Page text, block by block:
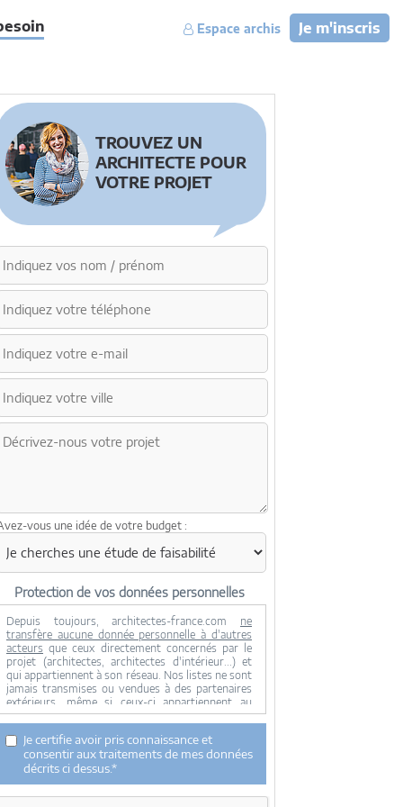
Je m'inscris
Espace archis
TROUVEZ UN
ARCHITECTE POUR
VOTRE PROJET
vous une idée de votre budget :
Protection de vos données personnelles
Depuis toujours, architectes-france.com ne
transfère aucune donnée personnelle à d'autres
acteurs que ceux directement concernés par le
projet (architectes, architectes d'intérieur...) et
qui appartiennent à son réseau. Nos listes ne sont
jamais transmises ou vendues à des partenaires
extérieurs, même si ceux-ci appartiennent au
domaine de la construction.
effectuée qu'avec votre consentement.
Je consens à ce que mes données personnelles
soient collectées pour permettre à architectes-
france de transférer votre projet aux architectes.
Seul Architectes-france, ses équipes internes et la
Je certifie avoir pris connaissance et
consentir aux traitements de mes données
décrits ci dessus.*